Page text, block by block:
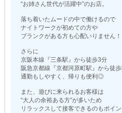
“お姉さん世代が活躍中”のお店。
落ち着いたムードの中で働けるので
ナイトワークが初めての方や
ブランクがある方も心配いりません！
さらに
京阪本線『三条駅』から徒歩3分
阪急京都線『京都河原町駅』から徒
通勤もしやすく、帰りも便利◎
また、遊びに来られるお客様は
“大人の余裕ある方”が多いため
リラックスして接客できるのもポイン